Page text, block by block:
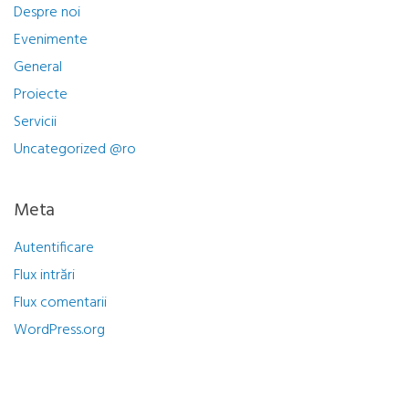
Despre noi
Evenimente
General
Proiecte
Servicii
Uncategorized @ro
Meta
Autentificare
Flux intrări
Flux comentarii
WordPress.org